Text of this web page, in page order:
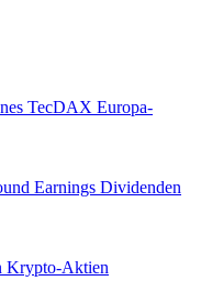
TecDAX Europa-
Earnings Dividenden
Krypto-Aktien